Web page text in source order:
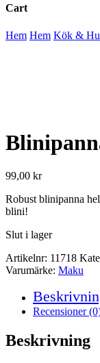
Cart
Close
Hem Hem Kök &
99,00 kr
Robust blinipanna
blini!
Slut i lager
Artikelnr: 11718
Varumärke: Maku
Recensioner
Beskrivning